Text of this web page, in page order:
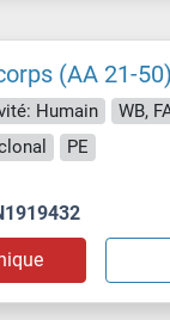
(AA 21-
Humain
WB,
PE